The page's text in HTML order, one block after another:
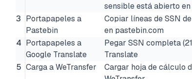
sensible está abierto
3 Portapapeles a
Pastebin
Copiar líneas de SSN
en pastebin.com
4 Portapapeles a
Google Translate
Pegar SSN completa
Translate
5 Carga a WeTransfer
Cargar hoja de cálculo